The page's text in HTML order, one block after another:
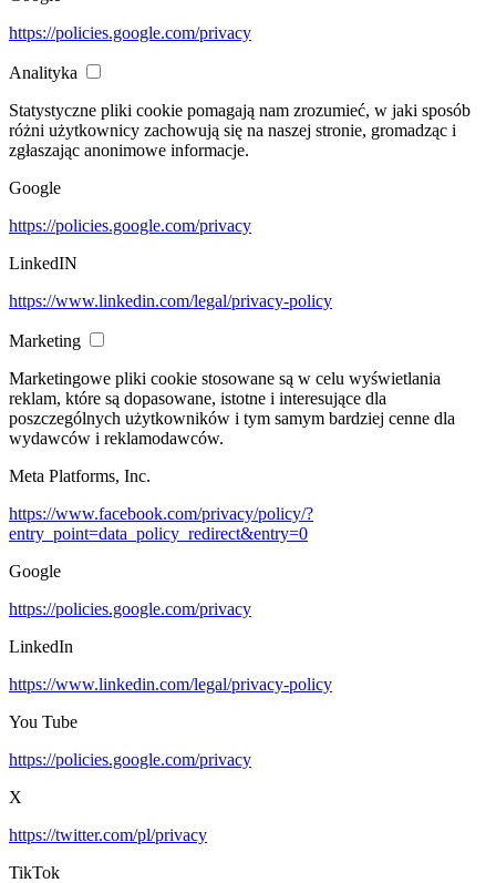
https://policies.google.com/privacy
Analityka
Statystyczne pliki cookie pomagają nam zrozumieć, w jaki sposób
różni użytkownicy zachowują się na naszej stronie, gromadząc i
zgłaszając anonimowe informacje.
Google
https://policies.google.com/privacy
LinkedIN
https://www.linkedin.com/legal/privacy-policy
Marketing
Marketingowe pliki cookie stosowane są w celu wyświetlania
reklam, które są dopasowane, istotne i interesujące dla
poszczególnych użytkowników i tym samym bardziej cenne dla
wydawców i reklamodawców.
Meta Platforms, Inc.
https://www.facebook.com/privacy/policy/?
entry_point=data_policy_redirect&entry=0
Google
https://policies.google.com/privacy
LinkedIn
https://www.linkedin.com/legal/privacy-policy
You Tube
https://policies.google.com/privacy
X
https://twitter.com/pl/privacy
TikTok